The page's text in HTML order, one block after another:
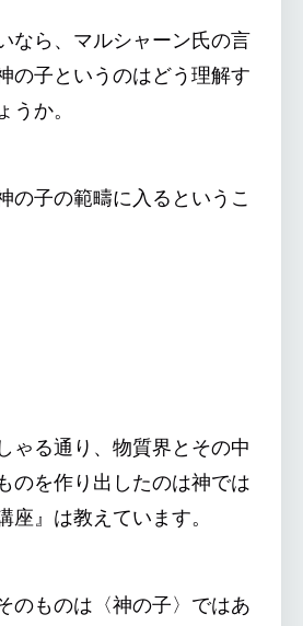
なら、マルシャーン氏の言
の子というのはどう理解す
か。
の子の範疇に入るというこ
ゃる通り、物質界とその中
のを作り出したのは神では
座』は教えています。
のものは〈神の子〉ではあ